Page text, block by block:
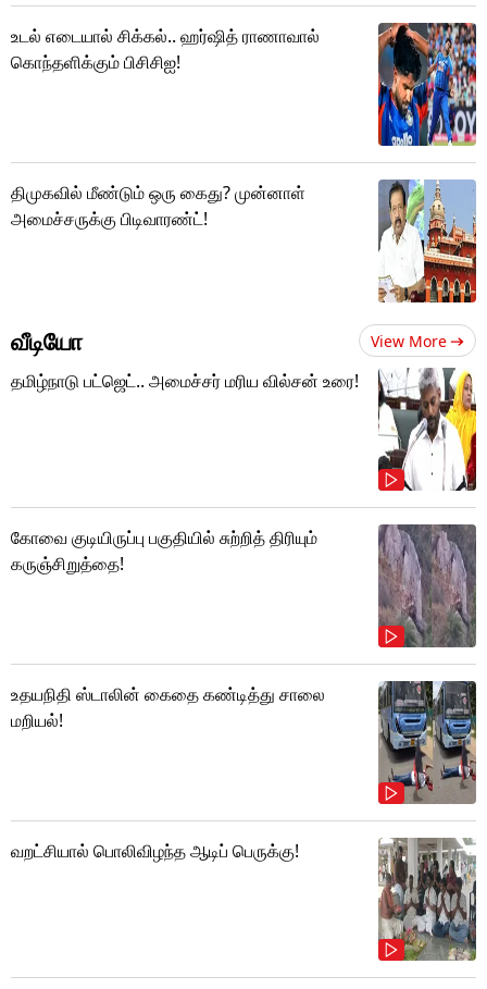
உடல் எடையால் சிக்கல்.. ஹர்ஷித் ராணாவால்
கொந்தளிக்கும் பிசிசிஐ!
திமுகவில் மீண்டும் ஒரு கைது? முன்னாள்
அமைச்சருக்கு பிடிவாரண்ட்!
வீடியோ View More
தமிழ்நாடு பட்ஜெட்.. அமைச்சர் மரிய வில்சன் உரை!
கோவை குடியிருப்பு பகுதியில் சுற்றித் திரியும்
கருஞ்சிறுத்தை!
உதயநிதி ஸ்டாலின் கைதை கண்டித்து சாலை
மறியல்!
வறட்சியால் பொலிவிழந்த ஆடிப் பெருக்கு!